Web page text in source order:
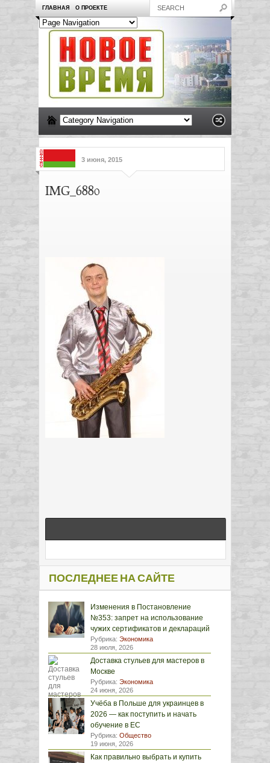
ГЛАВНАЯ О ПРОЕКТЕ
3 июня, 2015
IMG_6880
ПОСЛЕДНЕЕ НА САЙТЕ
Изменения в Постановление
№353: запрет на использование
чужих сертификатов и деклараций
Рубрика: Экономика
28 июля, 2026
Доставка стульев для мастеров в
Москве
Рубрика: Экономика
24 июня, 2026
Учёба в Польше для украинцев в
2026 — как поступить и начать
обучение в ЕС
Рубрика: Общество
19 июня, 2026
Как правильно выбрать и купить